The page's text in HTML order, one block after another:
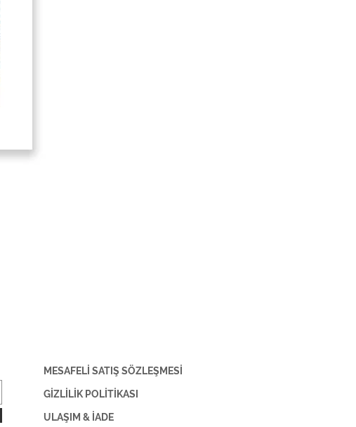
MESAFELİ SATIŞ SÖZLEŞMESİ
GİZLİLİK POLİTİKASI
ULAŞIM & İADE